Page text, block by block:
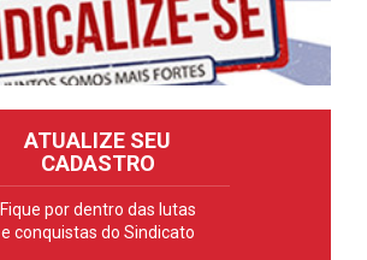
ATUALIZE SEU
CADASTRO
Fique por dentro das lutas
e conquistas do Sindicato